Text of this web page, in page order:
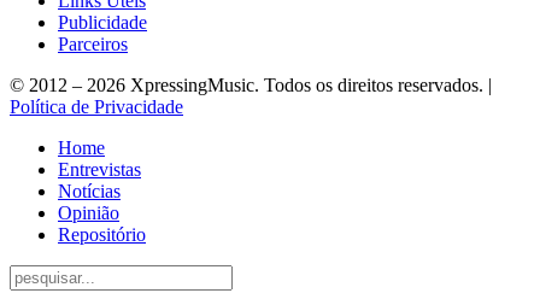
Publicidade
Parceiros
© 2012 – 2026 XpressingMusic. Todos os direitos reservados. |
Política de Privacidade
Home
Entrevistas
Notícias
Opinião
Repositório